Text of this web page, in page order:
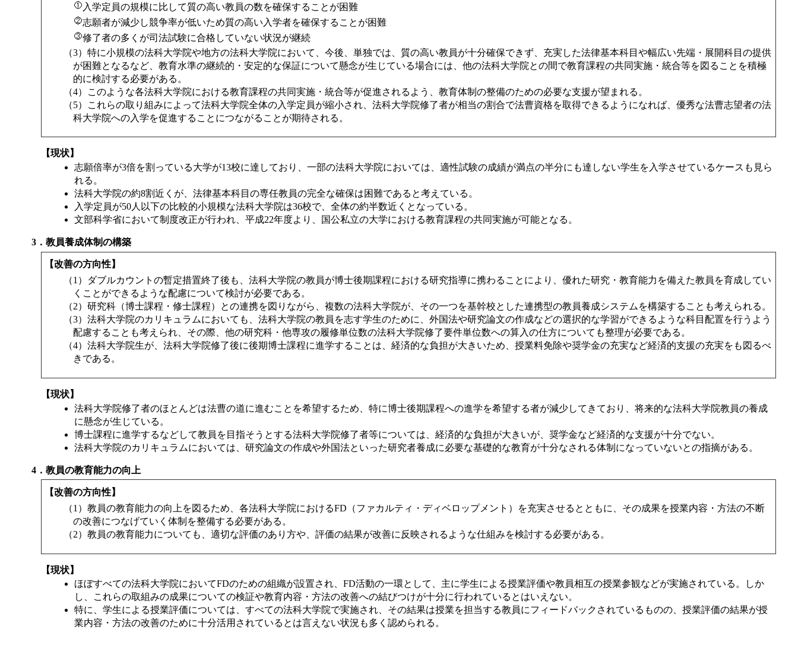
入学定員の規模に比して質の高い教員の数を確保することが困難
志願者が減少し競争率が低いため質の高い入学者を確保することが困難
修了者の多くが司法試験に合格していない状況が継続
（3）特に小規模の法科大学院や地方の法科大学院において、今後、単独では、質の高い教員が十分確保できず、充実した法律基本科目や幅広い先端・展開科目の提供
が困難となるなど、教育水準の継続的・安定的な保証について懸念が生じている場合には、他の法科大学院との間で教育課程の共同実施・統合等を図ることを積極
的に検討する必要がある。
（4）このような各法科大学院における教育課程の共同実施・統合等が促進されるよう、教育体制の整備のための必要な支援が望まれる。
（5）これらの取り組みによって法科大学院全体の入学定員が縮小され、法科大学院修了者が相当の割合で法曹資格を取得できるようになれば、優秀な法曹志望者の法
科大学院への入学を促進することにつながることが期待される。
【現状】
志願倍率が3倍を割っている大学が13校に達しており、一部の法科大学院においては、適性試験の成績が満点の半分にも達しない学生を入学させているケースも見ら
れる。
法科大学院の約8割近くが、法律基本科目の専任教員の完全な確保は困難であると考えている。
入学定員が50人以下の比較的小規模な法科大学院は36校で、全体の約半数近くとなっている。
文部科学省において制度改正が行われ、平成22年度より、国公私立の大学における教育課程の共同実施が可能となる。
3．教員養成体制の構築
【改善の方向性】
（1）ダブルカウントの暫定措置終了後も、法科大学院の教員が博士後期課程における研究指導に携わることにより、優れた研究・教育能力を備えた教員を育成してい
くことができるような配慮について検討が必要である。
（2）研究科（博士課程・修士課程）との連携を図りながら、複数の法科大学院が、その一つを基幹校とした連携型の教員養成システムを構築することも考えられる。
（3）法科大学院のカリキュラムにおいても、法科大学院の教員を志す学生のために、外国法や研究論文の作成などの選択的な学習ができるような科目配置を行うよう
配慮することも考えられ、その際、他の研究科・他専攻の履修単位数の法科大学院修了要件単位数への算入の仕方についても整理が必要である。
（4）法科大学院生が、法科大学院修了後に後期博士課程に進学することは、経済的な負担が大きいため、授業料免除や奨学金の充実など経済的支援の充実をも図るべ
きである。
【現状】
法科大学院修了者のほとんどは法曹の道に進むことを希望するため、特に博士後期課程への進学を希望する者が減少してきており、将来的な法科大学院教員の養成
に懸念が生じている。
博士課程に進学するなどして教員を目指そうとする法科大学院修了者等については、経済的な負担が大きいが、奨学金など経済的な支援が十分でない。
法科大学院のカリキュラムにおいては、研究論文の作成や外国法といった研究者養成に必要な基礎的な教育が十分なされる体制になっていないとの指摘がある。
4．教員の教育能力の向上
【改善の方向性】
（1）教員の教育能力の向上を図るため、各法科大学院におけるFD （ファカルティ・ディベロップメント）を充実させるとともに、その成果を授業内容・方法の不断
の改善につなげていく体制を整備する必要がある。
（2）教員の教育能力についても、適切な評価のあり方や、評価の結果が改善に反映されるような仕組みを検討する必要がある。
【現状】
ほぼすべての法科大学院においてFDのための組織が設置され、 FD活動の一環として、主に学生による授業評価や教員相互の授業参観などが実施されている。しか
し、これらの取組みの成果についての検証や教育内容・方法の改善への結びつけが十分に行われているとはいえない。
特に、学生による授業評価については、すべての法科大学院で実施され、その結果は授業を担当する教員にフィードバックされているものの、授業評価の結果が授
業内容・方法の改善のために十分活用されているとは言えない状況も多く認められる。